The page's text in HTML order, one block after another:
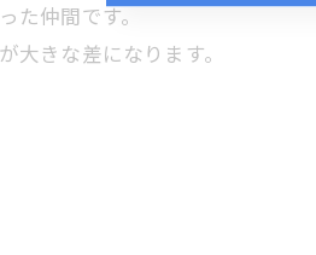
た仲間です。
大きな差になります。